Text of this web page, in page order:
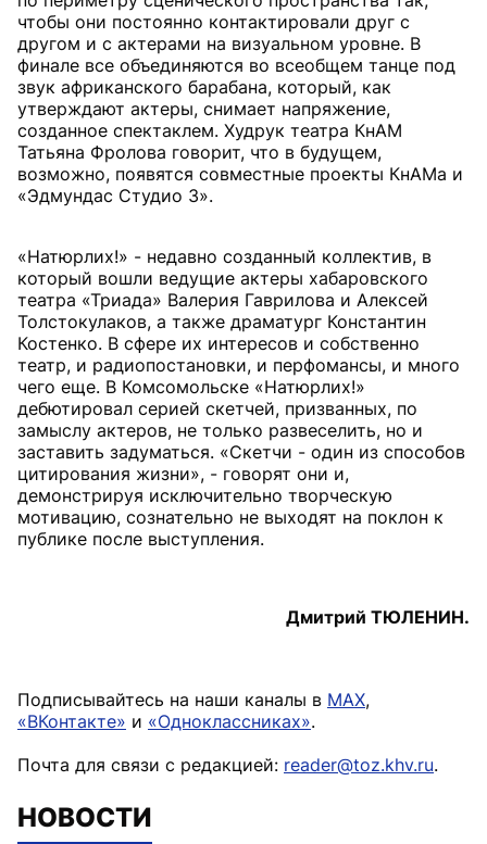
чтобы они постоянно контактировали друг с
другом и с актерами на визуальном уровне. В
финале все объединяются во всеобщем танце под
звук африканского барабана, который, как
утверждают актеры, снимает напряжение,
созданное спектаклем. Худрук театра КнАМ
Татьяна Фролова говорит, что в будущем,
возможно, появятся совместные проекты КнАМа и
«Эдмундас Студио 3».
«Натюрлих!» - недавно созданный коллектив, в
который вошли ведущие актеры хабаровского
театра «Триада» Валерия Гаврилова и Алексей
Толстокулаков, а также драматург Константин
Костенко. В сфере их интересов и собственно
театр, и радиопостановки, и перфомансы, и много
чего еще. В Комсомольске «Натюрлих!»
дебютировал серией скетчей, призванных, по
замыслу актеров, не только развеселить, но и
заставить задуматься. «Скетчи - один из способов
цитирования жизни», - говорят они и,
демонстрируя исключительно творческую
мотивацию, сознательно не выходят на поклон к
публике после выступления.
Дмитрий ТЮЛЕНИН.
Подписывайтесь на наши каналы в MAX,
«ВКонтакте» и «Одноклассниках».
Почта для связи с редакцией: reader@toz.khv.ru.
НОВОСТИ